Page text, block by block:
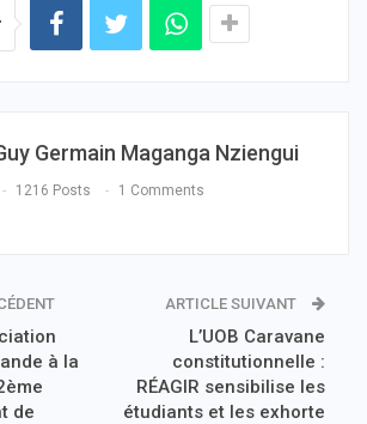
Germain Maganga Nziengui
1216 Posts 1 Comments
à la
de
ARTICLE SUIVANT
L’UOB Caravane
constitutionnelle :
RÉAGIR sensibilise les
étudiants et les exhorte